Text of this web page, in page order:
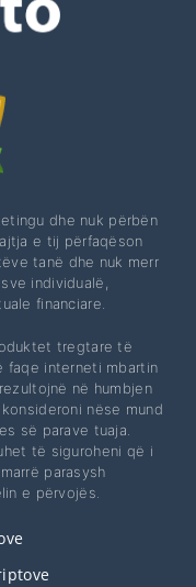
dhe nuk përbën
e tij përfaqëson
tanë dhe nuk merr
individualë,
financiare.
tregtare të
faqe interneti mbartin
në humbjen
nëse mund
së parave tuaja.
të siguroheni që i
parasysh
e përvojës.